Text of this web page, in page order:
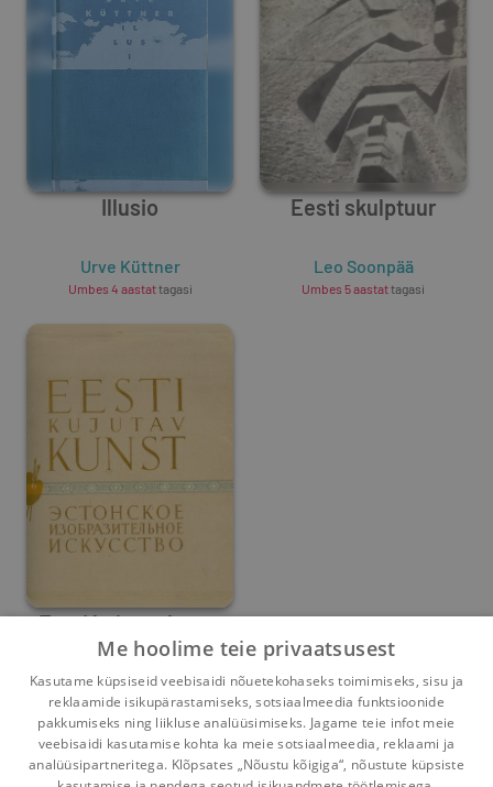
Illusio
Urve Küttner
Umbes 4 aastattagasi
Eesti skulptuur
Leo Soonpää
Umbes 5 aastattagasi
Eesti kujutav kunst
Paul Luhtein
Umbes 6 aastattagasi
Me hoolime teie privaatsusest
Kasutame küpsiseid veebisaidi nõuetekohaseks toimimiseks, sisu ja
reklaamide isikupärastamiseks, sotsiaalmeedia funktsioonide
pakkumiseks ning liikluse analüüsimiseks. Jagame teie infot meie
veebisaidi kasutamise kohta ka meie sotsiaalmeedia, reklaami ja
analüüsipartneritega. Klõpsates „Nõustu kõigiga“, nõustute küpsiste